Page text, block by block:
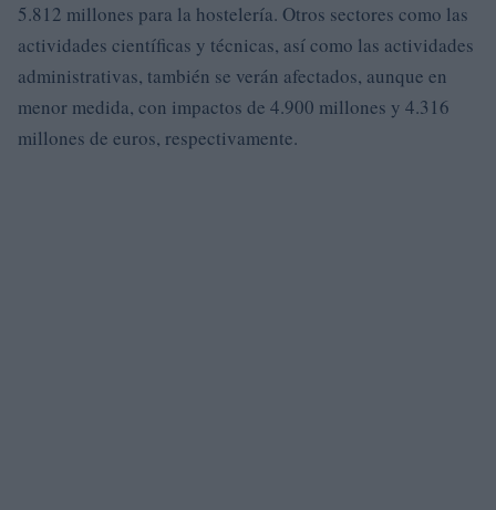
5.812 millones para la hostelería. Otros sectores como las
actividades científicas y técnicas, así como las actividades
administrativas, también se verán afectados, aunque en
menor medida, con impactos de 4.900 millones y 4.316
millones de euros, respectivamente.